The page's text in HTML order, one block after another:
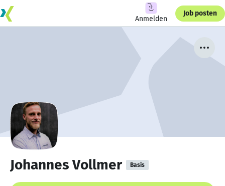
Anmelden
Job posten
Johannes Vollmer Basis